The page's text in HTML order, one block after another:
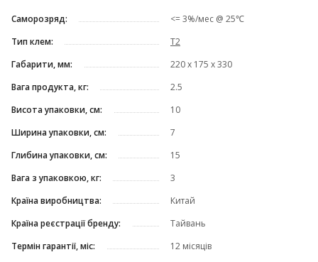
Саморозряд:
<= 3%/мес @ 25℃
Тип клем:
T2
Габарити, мм:
220 х 175 х 330
Вага продукта, кг:
2.5
Висота упаковки, см:
10
Ширина упаковки, см:
7
Глибина упаковки, см:
15
Вага з упаковкою, кг:
3
Країна виробництва:
Китай
Країна реєстрації бренду:
Тайвань
Термін гарантії, міс:
12 місяців